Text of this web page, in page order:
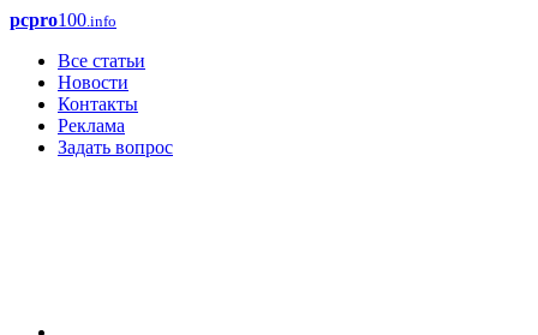
pcpro100.info
Все статьи
Новости
Контакты
Реклама
Задать вопрос